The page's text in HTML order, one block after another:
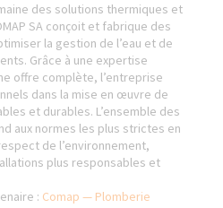
des solutions thermiques et
SA conçoit et fabrique des
la gestion de l’eau et de
Grâce à une expertise
offre complète, l’entreprise
dans la mise en œuvre de
et durables. L’ensemble des
aux normes les plus strictes en
de l’environnement,
plus responsables et
: Comap — Plomberie